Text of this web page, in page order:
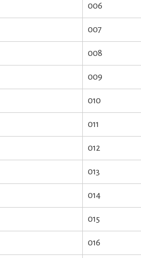
006
007
008
009
010
011
012
013
014
015
016